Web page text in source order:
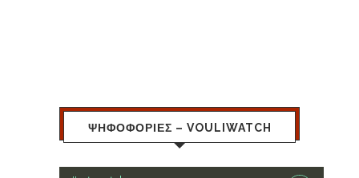
ΨΗΦΟΦΟΡΙΕΣ – VOULIWATCH